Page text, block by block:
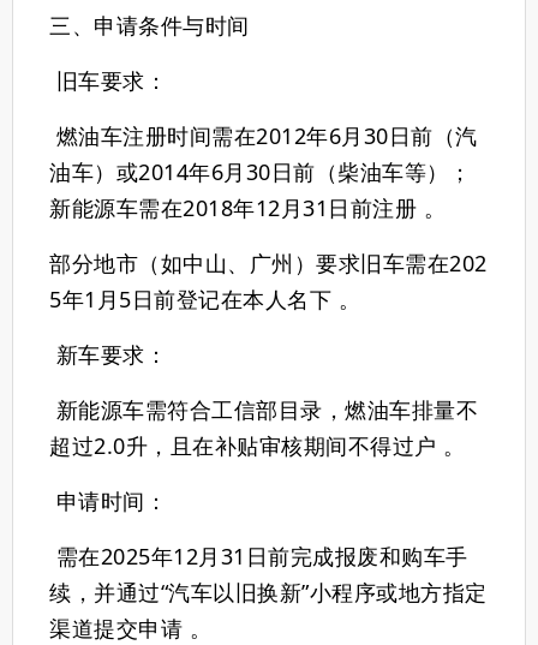
三、申请条件与时间
‌旧车要求‌：
燃油车注册时间需在2012年6月30日前（汽
油车）或2014年6月30日前（柴油车等）；
新能源车需在2018年12月31日前注册 。
部分地市（如中山、广州）要求旧车需在202
5年1月5日前登记在本人名下 。
‌新车要求‌：
新能源车需符合工信部目录，燃油车排量不
超过2.0升，且在补贴审核期间不得过户 。
‌申请时间‌：
需在2025年12月31日前完成报废和购车手
续，并通过“汽车以旧换新”小程序或地方指定
渠道提交申请 。